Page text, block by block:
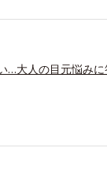
…大人の目元悩み